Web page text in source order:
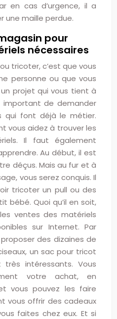
en cas d’urgence, il a
une maille perdue.
pour
nécessaires
ou tricoter, c’est que vous
personne ou que vous
projet qui vous tient à
de demander
qui font déjà le métier.
vous aidez à trouver les
Il faut également
Au début, il est
déçus. Mais au fur et à
vous serez conquis. Il
tricoter un pull ou des
bébé. Quoi qu’il en soit,
ventes des matériels
sur Internet. Par
des dizaines de
un sac pour tricot
intéressants. Vous
votre achat, en
vous pouvez les faire
vous offrir des cadeaux
faites chez eux. Et si